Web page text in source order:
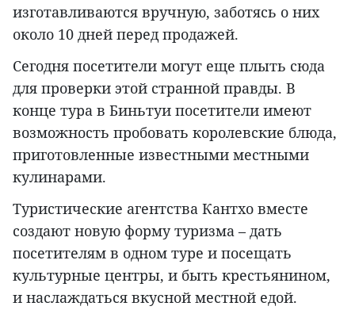
изготавливаются вручную, заботясь о них
около 10 дней перед продажей.
Сегодня посетители могут еще плыть сюда
для проверки этой странной правды. В
конце тура в Биньтуи посетители имеют
возможность пробовать королевские блюда,
приготовленные известными местными
кулинарами.
Туристические агентства Кантхо вместе
создают новую форму туризма – дать
посетителям в одном туре и посещать
культурные центры, и быть крестьянином,
и наслаждаться вкусной местной едой.